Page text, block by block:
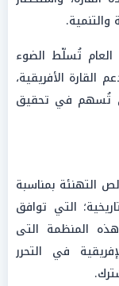
تُسلّط الضوء
الأفريقية،
تُسهم في تحقيق
التهنئة بمناسبة
التي توافق
المنظمة التى
في التحرر